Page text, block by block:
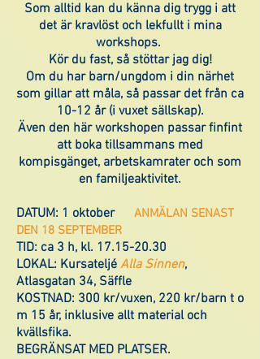
Som alltid kan du känna dig trygg i att
det är kravlöst och lekfullt i mina
workshops.
Kör du fast, så stöttar jag dig!
Om du har barn/ungdom i din närhet
som gillar att måla, så passar det från ca
10-12 år (i vuxet sällskap).
Även den här workshopen passar finfint
att boka tillsammans med
kompisgänget, arbetskamrater och som
en familjeaktivitet.
DATUM: 1 oktober ANMÄLAN SENAST
DEN 18 SEPTEMBER
TID: ca 3 h, kl. 17.15-20.30
LOKAL: Kursateljé Alla Sinnen,
Atlasgatan 34, Säffle
KOSTNAD: 300 kr/vuxen, 220 kr/barn t o
m 15 år, inklusive allt material och
kvällsfika.
BEGRÄNSAT MED PLATSER.